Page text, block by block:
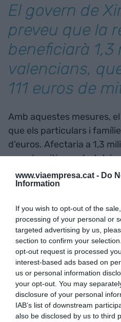
www.viaempresa.cat - Do
Information
If you wish to opt-out of the
processing of your personal or
targeted advertising by us,
section to confirm your
opt-out request is processed
interest-based ads based on
us or personal information
your opt-out. You may
disclosure of your personal
IAB’s list of downstream
also be disclosed by us to third
El govern de
preveu que la
beneficiarà 1,3
valencians,
111 euros de
Amb aquestes mesures,
que els particulars i
d’euros. Afectaria a 1,3
que, de mitjana,
La Generalitat
de 30 anys i amb una
les hipoteques per a
euros.
AfegirVIA Empresa
Google de forma
Estigues informat amb
ACTIVAR ARA